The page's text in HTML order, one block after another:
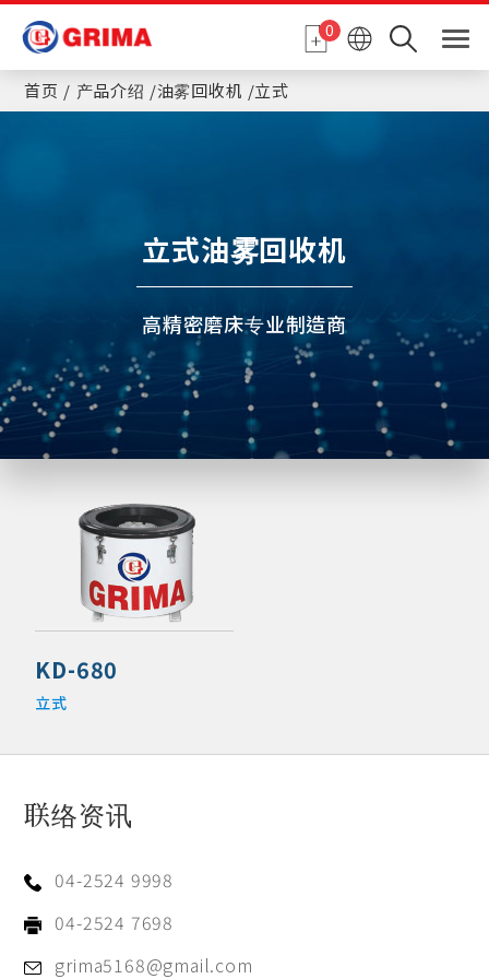
0
首页 产品介绍 油雾回收机 立式
立式油雾回收机
高精密磨床专业制造商
KD-680
立式
联络资讯
04-2524 9998
04-2524 7698
grima5168@gmail.com
Cookie管理面板